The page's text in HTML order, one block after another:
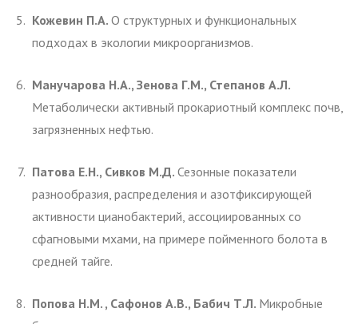
Кожевин П.А. О структурных и функциональных
подходах в экологии микроорганизмов.
Манучарова Н.А., Зенова Г.М., Степанов А.Л.
Метаболически активный прокариотный комплекс почв,
загрязненных нефтью.
Патова Е.Н., Сивков М.Д. Сезонные показатели
разнообразия, распределения и азотфиксирующей
активности цианобактерий, ассоциированных со
сфагновыми мхами, на примере пойменного болота в
средней тайге.
Попова Н.М. , Сафонов А.В., Бабич Т.Л. Микробные